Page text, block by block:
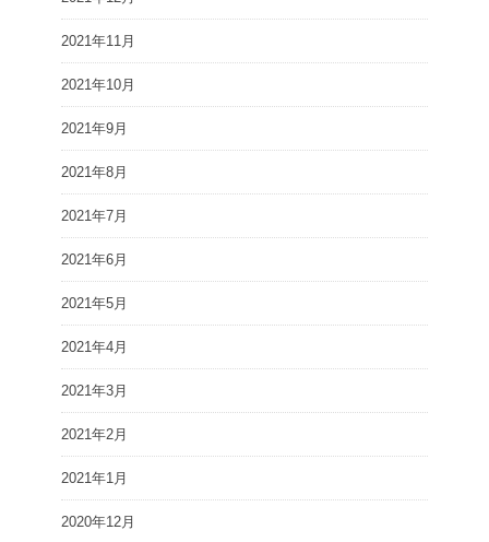
2021年11月
2021年10月
2021年9月
2021年8月
2021年7月
2021年6月
2021年5月
2021年4月
2021年3月
2021年2月
2021年1月
2020年12月